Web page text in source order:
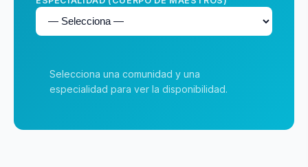
Selecciona una comunidad y una
especialidad para ver la disponibilidad.